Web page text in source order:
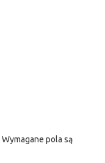
Wymagane pola są